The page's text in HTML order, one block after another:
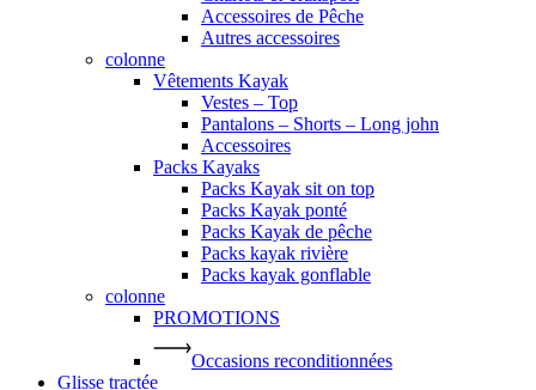
Accessoires de Pêche
Autres accessoires
colonne
Vêtements Kayak
Vestes – Top
Pantalons – Shorts – Long john
Accessoires
Packs Kayaks
Packs Kayak sit on top
Packs Kayak ponté
Packs Kayak de pêche
Packs kayak rivière
Packs kayak gonflable
colonne
PROMOTIONS
Occasions reconditionnées
Glisse tractée